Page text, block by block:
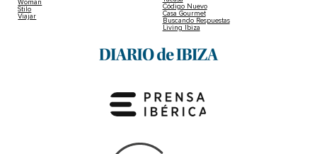
Woman
Stilo
Viajar
Código Nuevo
Casa Gourmet
Buscando Respuestas
Living Ibiza